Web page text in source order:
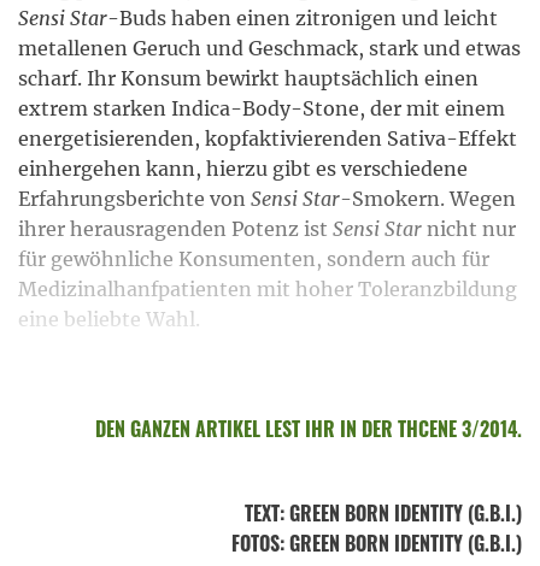
Sensi Star-Buds haben einen zitronigen und leicht
metallenen Geruch und Geschmack, stark und etwas
scharf. Ihr Konsum bewirkt hauptsächlich einen
extrem starken Indica-Body-Stone, der mit einem
energetisierenden, kopfaktivierenden Sativa-Effekt
einhergehen kann, hierzu gibt es verschiedene
Erfahrungsberichte von Sensi Star-Smokern. Wegen
ihrer herausragenden Potenz ist Sensi Star nicht nur
für gewöhnliche Konsumenten, sondern auch für
Medizinalhanfpatienten mit hoher Toleranzbildung
eine beliebte Wahl.
DEN GANZEN ARTIKEL LEST IHR IN DER THCENE 3/2014.
TEXT:GREEN BORN IDENTITY (G.B.I.)
FOTOS: GREEN BORN IDENTITY (G.B.I.)